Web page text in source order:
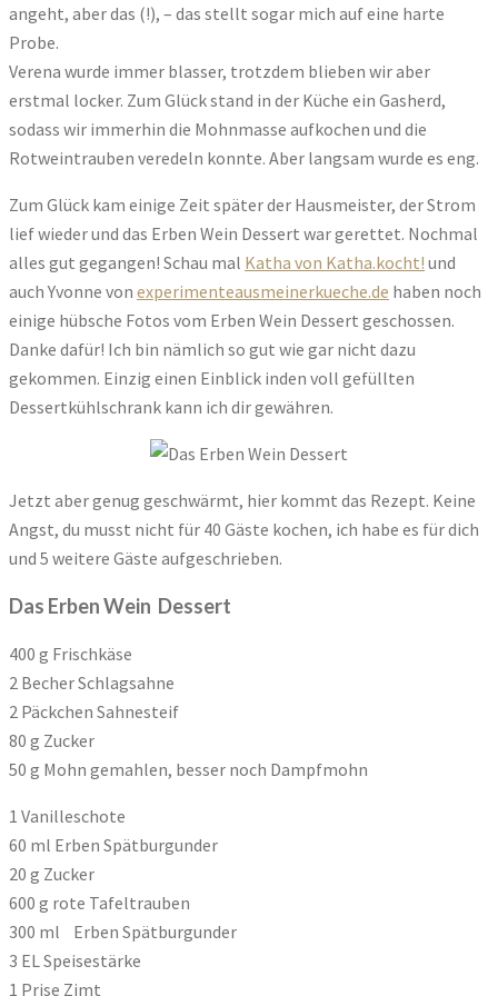
angeht, aber das (!), – das stellt sogar mich auf eine harte
Probe.
Verena wurde immer blasser, trotzdem blieben wir aber
erstmal locker. Zum Glück stand in der Küche ein Gasherd,
sodass wir immerhin die Mohnmasse aufkochen und die
Rotweintrauben veredeln konnte. Aber langsam wurde es eng.
Zum Glück kam einige Zeit später der Hausmeister, der Strom
lief wieder und das Erben Wein Dessert war gerettet. Nochmal
alles gut gegangen! Schau mal Katha von Katha.kocht! und
auch Yvonne von experimenteausmeinerkueche.de haben noch
einige hübsche Fotos vom Erben Wein Dessert geschossen.
Danke dafür! Ich bin nämlich so gut wie gar nicht dazu
gekommen. Einzig einen Einblick inden voll gefüllten
Dessertkühlschrank kann ich dir gewähren.
Jetzt aber genug geschwärmt, hier kommt das Rezept. Keine
Angst, du musst nicht für 40 Gäste kochen, ich habe es für dich
und 5 weitere Gäste aufgeschrieben.
Das Erben Wein Dessert
400 g Frischkäse
2 Becher Schlagsahne
2 Päckchen Sahnesteif
80 g Zucker
50 g Mohn gemahlen, besser noch Dampfmohn
1 Vanilleschote
60 ml Erben Spätburgunder
20 g Zucker
600 g rote Tafeltrauben
300 ml Erben Spätburgunder
3 EL Speisestärke
1 Prise Zimt